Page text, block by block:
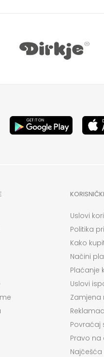
Uslovi
Politika
Kako
Načini
Plaćanje
Uslovi
Zamjena
Povraćaj
Pravo